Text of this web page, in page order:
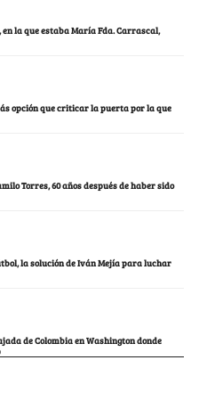
la que estaba María Fda. Carrascal,
opción que criticar la puerta por la que
Torres, 60 años después de haber sido
la solución de Iván Mejía para luchar
de Colombia en Washington donde